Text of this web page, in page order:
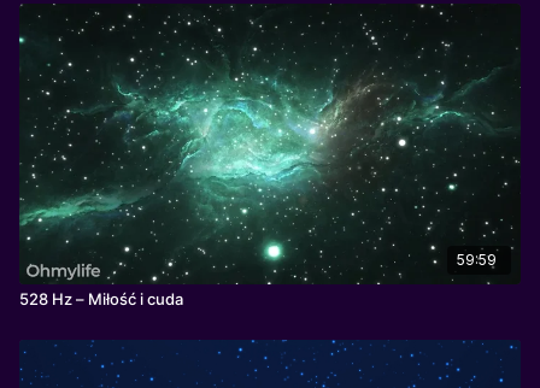
Idealna do:
odpoczynku po wysiłku, masażu dźwiękiem, snu,
regeneracji ciała, wieczornego relaksu
59:59
528 Hz – Miłość i cuda